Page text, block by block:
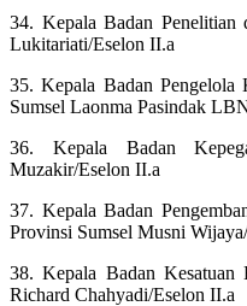
34. Kepala Badan Penelitian
Lukitariati/Eselon II.a
35. Kepala Badan Pengelola
Sumsel Laonma Pasindak
36. Kepala Badan
Muzakir/Eselon II.a
37. Kepala Badan
Provinsi Sumsel Musni
38. Kepala Badan Kesatuan
Richard Chahyadi/Eselon II.a